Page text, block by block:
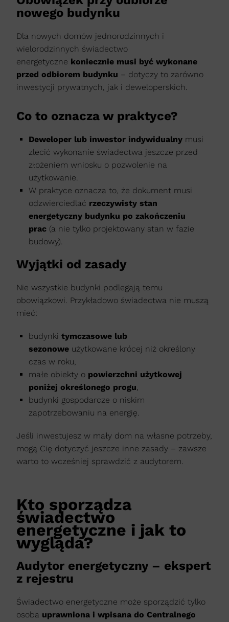
nowego budynku
Dla nowych domów jednorodzinnych i
wielorodzinnych świadectwo
energetyczne koniecznie musi być wykonane
przed odbiorem budynku – dotyczy to zarówno
inwestycji prywatnych, jak i deweloperskich.
Co to oznacza w praktyce?
Deweloper lub inwestor indywidualny musi
zlecić wykonanie świadectwa jeszcze przed
złożeniem wniosku o pozwolenie na
użytkowanie.
W praktyce oznacza to, że dokument musi
odzwierciedlać rzeczywisty stan
energetyczny budynku po zakończeniu
prac (a nie tylko projektowany stan w fazie
budowy).
Wyjątki od zasady
Nie wszystkie budynki podlegają temu
obowiązkowi. Przykładowo świadectwa nie muszą
mieć:
budynki tymczasowe lub
sezonowe użytkowane krócej niż określony
czas w roku,
małe obiekty o powierzchni użytkowej
poniżej określonego progu
budynki gospodarcze o niskim
zapotrzebowaniu na energię.
Jeśli inwestujesz w mały dom na własne potrzeby,
mogą Cię dotyczyć jeszcze inne zasady – zawsze
warto to wcześniej sprawdzić z audytorem.
Kto sporządza
świadectwo
energetyczne i jak to
wygląda?
Audytor energetyczny – ekspert
z rejestru
Świadectwo energetyczne może sporządzić tylko
osoba uprawniona i wpisana do Centralnego